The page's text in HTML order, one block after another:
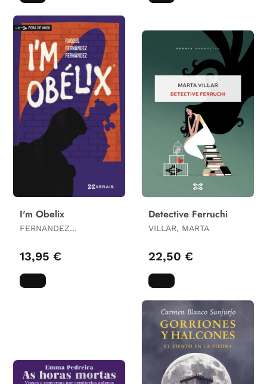
I'm Obelix
FERNANDEZ
13,95 €
Detective Ferruchi
VILLAR, MARTA
22,50 €